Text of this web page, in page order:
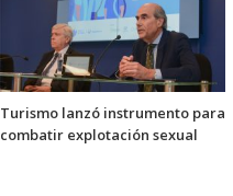
Turismo lanzó instrumento para
combatir explotación sexual